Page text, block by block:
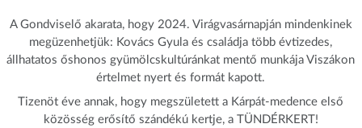
A Gondviselő akarata, hogy 2024. Virágvasárnapján mindenkinek
megüzenhetjük: Kovács Gyula és családja több évtizedes,
állhatatos őshonos gyümölcskultúránkat mentő munkája Viszákon
értelmet nyert és formát kapott.
Tizenöt éve annak, hogy megszületett a Kárpát-medence első
közösség erősítő szándékú kertje, a TÜNDÉRKERT!